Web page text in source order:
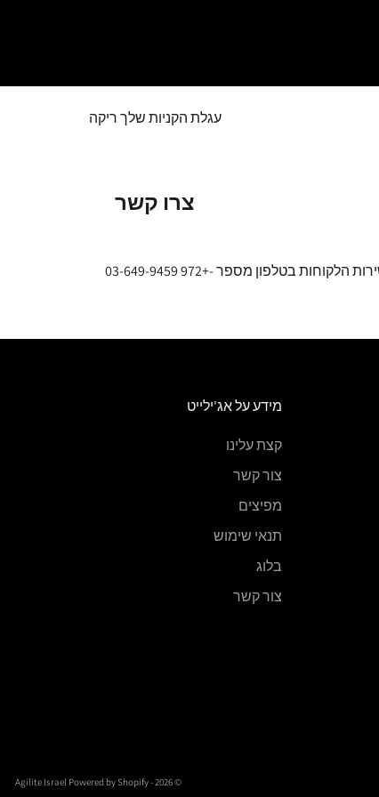
עגלת הקניות שלך ריקה
צרו קשר
הלקוחות בטלפון מספר -+972 03-649-9459
מידע על אג'ילייט
קצת עלינו
צור קשר
מפיצים
תנאי שימוש
בלוג
צור קשר
© 2026 - Agilite Israel
Powered by Shopify